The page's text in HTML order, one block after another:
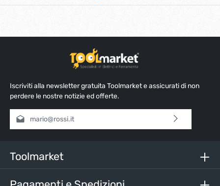
Iscriviti alla newsletter gratuita Toolmarket e assicurati di non
perdere le nostre notizie ed offerte.
Indirizzo e-mail*
nostri termini e condizioni generali
Inserisci i caratteri sopra*
Toolmarket